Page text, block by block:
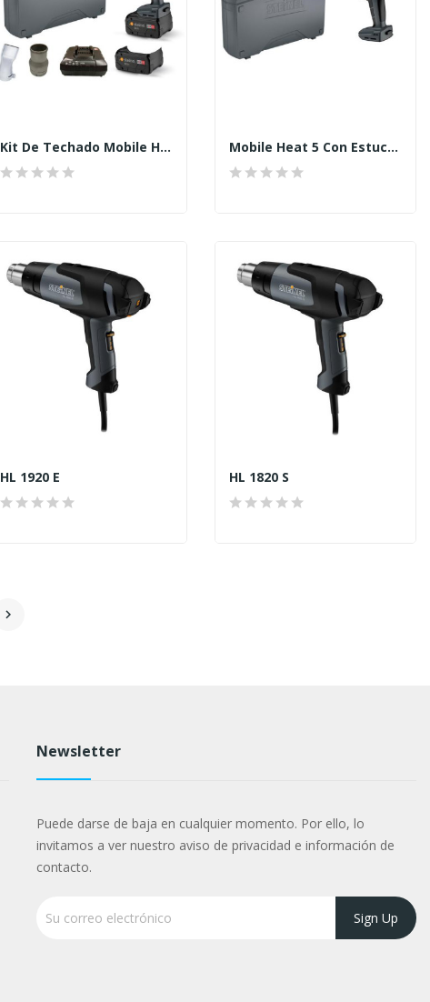
Kit De Techado Mobile Heat 3 Mobile Heat 5 Con Estuche
HL 1920 E HL 1820 S

Newsletter
Puede darse de baja en cualquier momento. Por ello, lo
invitamos a ver nuestro aviso de privacidad e información de
contacto.